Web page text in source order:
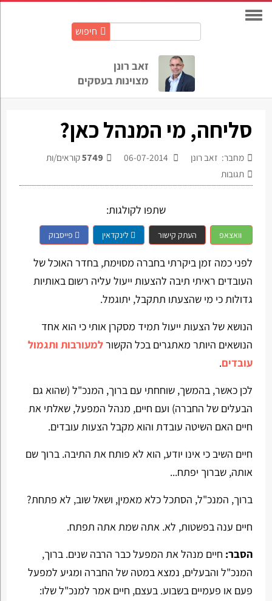
חיפוש
זאב רונן
מצוינות בעסקים
סליחה, מי המנהל כאן?
מחבר: זאב רונן 5749קוראים/ות
תגובות
שתפו לקולגות:
וואצאפ העתק קישור לינקדאין פייסבוק
לפני כמה זמן ביקרתי בחברה מסוימת, בחדר האוכל של
העובדים ראיתי תיבה להצעות ייעול עליה רשום באותיות
גדולות כי מי שהצעתו תתקבל, יתוגמל.
הנושא של הצעות ייעול תמיד מסקרן אותי כי הוא אחד
הנושאים היותר מאתגרים בכל הקשורלמעורבות ותגמול
עובדים.
לכן כאשר, בהמשך, שוחחתי עם ברוך, המנכ"ל (שהוא גם
הבעלים של החברה) ועם חיים, מנהל המפעל, שאלתי את
חיים האם השיטה עובדת והוא מקבל הצעות עובדים.
חיים השיב כי אינו יודע, הוא לא פותח את התיבה. ברוך שם
אותה, שברוך יפתח...
ברוך, המנכ"ל, הסתכל כלא מאמין, ושאל שוב, לא פתחת?
חיים ענה בפשטות, לא. אתה שמת אתה תפתח.
הסבר: חיים מנהל את המפעל כבר הרבה שנים. ברוך,
המנכ"ל והבעלים, נמצא במטה של החברה ומגיע למפעל
פעם או פעמיים בשבוע. בעצם, חיים אמר למנכ"ל שלו: